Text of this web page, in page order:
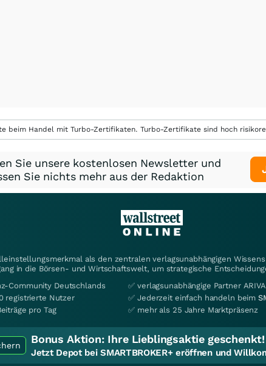
beim Handel mit Turbo-Zertifikaten. Turbo-Zertifikate sind hoch
Sie unsere kostenlosen Newsletter und
Sie nichts mehr aus der Redaktion
als den zentralen verlagsunabhängigen
in die Börsen- und Wirtschaftswelt, um strategische
Community Deutschlands
registrierte Nutzer
pro Tag
✅ verlagsunabhängige Partner
✅ Jederzeit einfach handeln beim
✅ mehr als 25 Jahre Marktpräsenz
Bonus Aktion: Ihre Lieblingsaktie geschenkt!
Jetzt Depot bei SMARTBROKER+ eröffnen und